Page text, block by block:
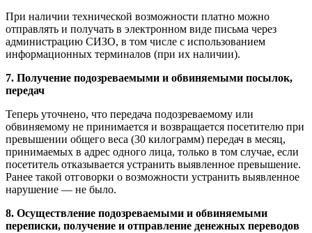
При наличии технической возможности платно можно
отправлять и получать в электронном виде письма через
администрацию СИЗО, в том числе с использованием
информационных терминалов (при их наличии).
7. Получение подозреваемыми и обвиняемыми посылок,
передач
Теперь уточнено, что передача подозреваемому или
обвиняемому не принимается и возвращается посетителю при
превышении общего веса (30 килограмм) передач в месяц,
принимаемых в адрес одного лица, только в том случае, если
посетитель отказывается устранить выявленное превышение.
Ранее такой отговорки о возможности устранить выявленное
нарушение — не было.
8. Осуществление подозреваемыми и обвиняемыми
переписки, получение и отправление денежных переводов